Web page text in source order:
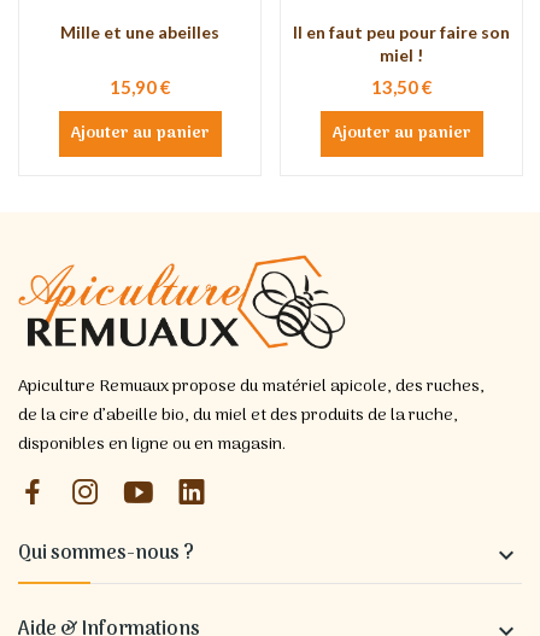
Mille et une abeilles
15,90 €
Ajouter au panier
Il en faut peu pour faire son
miel !
13,50 €
Ajouter au panier
Apiculture Remuaux propose du matériel apicole, des ruches,
de la cire d’abeille bio, du miel et des produits de la ruche,
disponibles en ligne ou en magasin.
Qui sommes-nous ? 